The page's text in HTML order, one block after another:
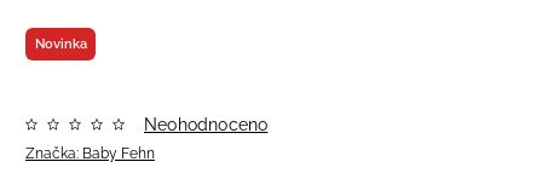
Novinka
Značka: Baby Fehn
Neohodnoceno